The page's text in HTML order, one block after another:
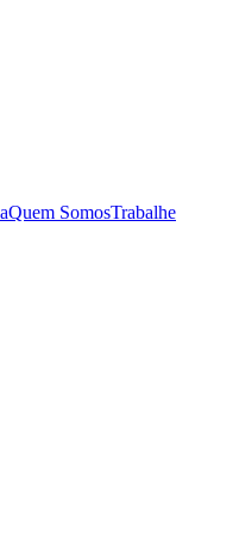
Quem SomosTrabalhe